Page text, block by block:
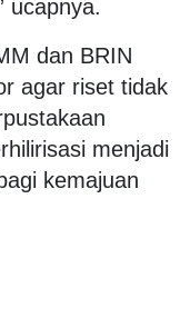
ucapnya.
dan BRIN
agar riset tidak
menjadi
kemajuan